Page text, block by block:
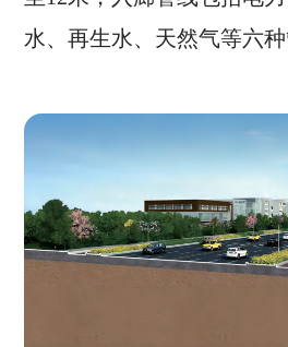
水、再生水、天然气等六种